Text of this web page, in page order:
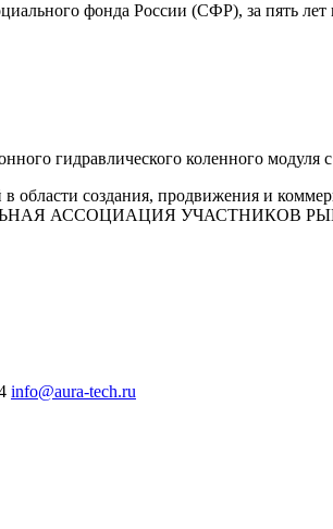
фонда России (СФР), за пять
гидравлического коленного
создания, продвижения и
АССОЦИАЦИЯ УЧАСТНИКОВ
info@aura-tech.ru